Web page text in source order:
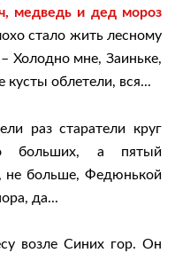
медведь и дед мороз
стало жить лесному
Холодно мне, Заиньке,
облетели, вся...
раз старатели круг
больших, а пятый
не больше, Федюнькой
да...
возле Синих гор. Он